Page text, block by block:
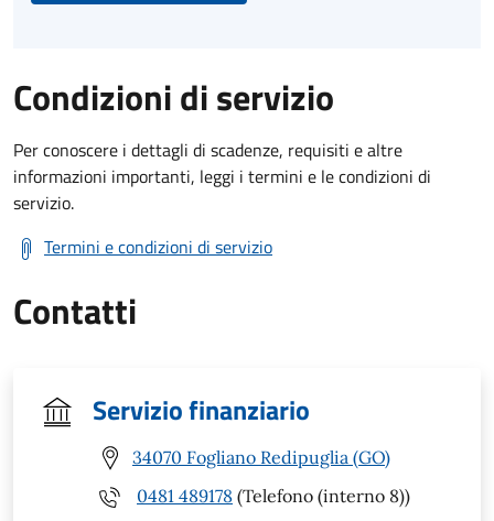
Condizioni di servizio
Per conoscere i dettagli di scadenze, requisiti e altre
informazioni importanti, leggi i termini e le condizioni di
servizio.
Termini e condizioni di servizio
Contatti
Servizio finanziario
34070 Fogliano Redipuglia (GO)
0481 489178 (Telefono (interno 8))